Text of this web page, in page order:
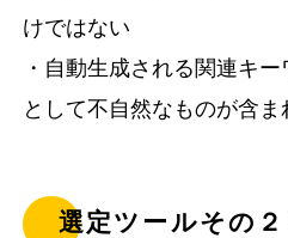
けではない
・自動生成される関連キ
として不自然なものが含ま
選定ツールその